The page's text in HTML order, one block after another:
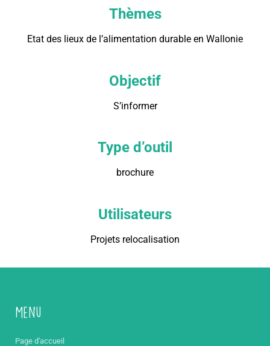
Thèmes
Etat des lieux de l’alimentation durable en Wallonie
Objectif
S’informer
Type d’outil
brochure
Utilisateurs
Projets relocalisation
Menu
Page d'accueil